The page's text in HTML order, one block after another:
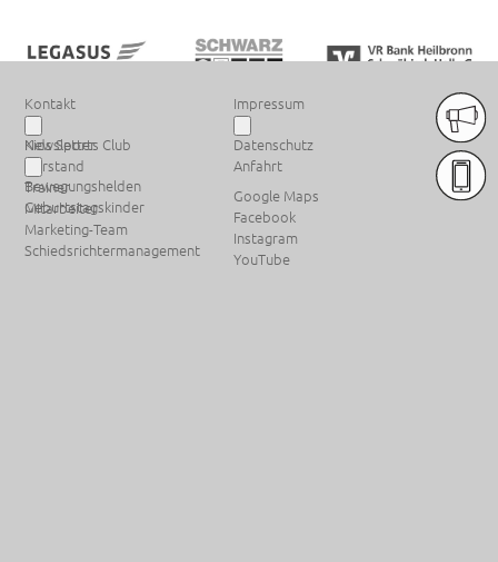
Weitere Sponsoren
Kontakt
Newsletter
Vorstand
Trainer
Mitarbeiter
Marketing-Team
Schiedsrichtermanagement
Impressum
Datenschutz
Anfahrt
Google Maps
Facebook
Instagram
YouTube
Kids Sports Club
Bewegungshelden
Geburtstagskinder